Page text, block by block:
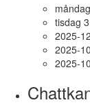
tisdag
2025-
2025-
2025-